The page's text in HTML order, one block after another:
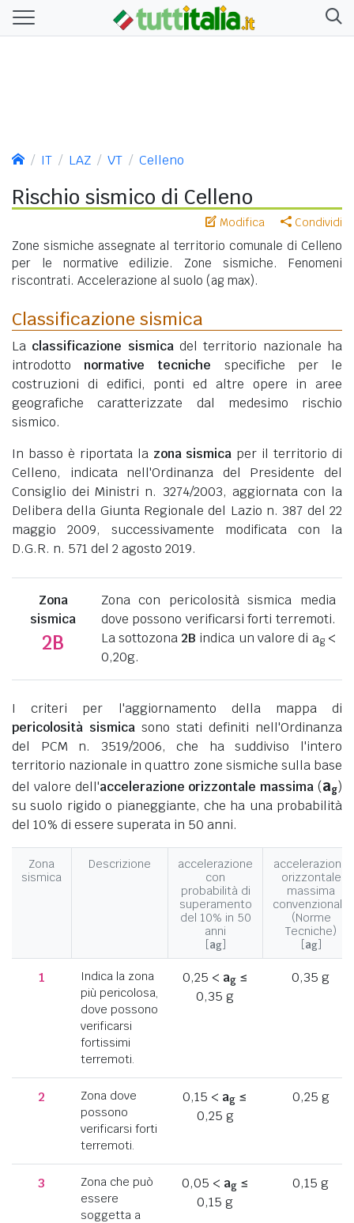
IT LAZ VT Celleno
Rischio sismico di Celleno
Modifica Condividi
Zone sismiche assegnate al territorio comunale di Celleno
per le normative edilizie. Zone sismiche. Fenomeni
riscontrati. Accelerazione al suolo (ag max).
Classificazione sismica
La classificazione sismicadel territorio nazionale ha
introdotto normative tecniche specifiche per le
costruzioni di edifici, ponti ed altre opere in aree
geografiche caratterizzate dal medesimo rischio
sismico.
In basso è riportata la zona sismica per il territorio di
Celleno, indicata nell'Ordinanza del Presidente del
Consiglio dei Ministri n. 3274/2003, aggiornata con la
Delibera della Giunta Regionale del Lazio n. 387 del 22
maggio 2009, successivamente modificata con la
D.G.R. n. 571 del 2 agosto 2019.
Zona
sismica
2B
Zona con pericolosità sismica media
dove possono verificarsi forti terremoti.
La sottozona 2B indica un valore di ag<
0,20g.
I criteri per l'aggiornamento della mappa di
pericolosità sismica sono stati definiti nell'Ordinanza
del PCM n. 3519/2006, che ha suddiviso l'intero
territorio nazionale in quattro zone sismiche sulla base
del valore dell'accelerazione orizzontale massima (ag)
su suolo rigido o pianeggiante, che ha una probabilità
del 10% di essere superata in 50 anni.
Zona
sismica
Descrizione
accelerazione
con
probabilità di
superamento
del 10% in 50
anni
[ag]
accelerazione
orizzontale
massima
convenzionale
(Norme
Tecniche)
[ag]
1
Indica la zona
più pericolosa,
dove possono
verificarsi
fortissimi
terremoti.
0,25 < ag≤
0,35 g
0,35 g
2
Zona dove
possono
verificarsi forti
terremoti.
0,15 < ag ≤
0,25 g
0,25 g
3
Zona che può
essere
soggetta a
0,05 < ag≤
0,15 g
0,15 g